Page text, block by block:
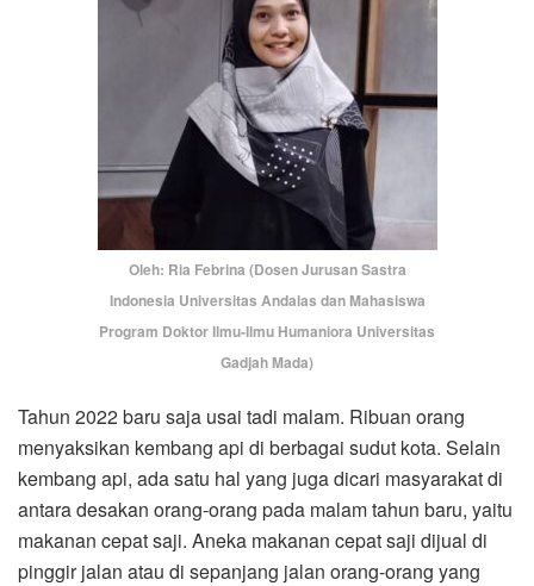
Oleh: Ria Febrina (Dosen Jurusan Sastra
Indonesia Universitas Andalas dan Mahasiswa
Program Doktor Ilmu-Ilmu Humaniora Universitas
Gadjah Mada)
Tahun 2022 baru saja usai tadi malam. Ribuan orang
menyaksikan kembang api di berbagai sudut kota. Selain
kembang api, ada satu hal yang juga dicari masyarakat di
antara desakan orang-orang pada malam tahun baru, yaitu
makanan cepat saji. Aneka makanan cepat saji dijual di
pinggir jalan atau di sepanjang jalan orang-orang yang